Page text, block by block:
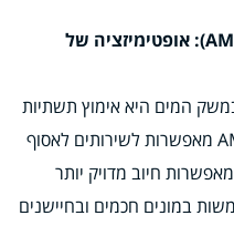
תשתית מדידה מתקדמת (AMI): אופטימיזציה של
המים היא אימוץ תשתיות
מדידה מתקדמות (AMI). מערכות AMI מאפשרות לשירותים לאסוף
חיוב מדויק יותר
במונים חכמים ובחיישנים